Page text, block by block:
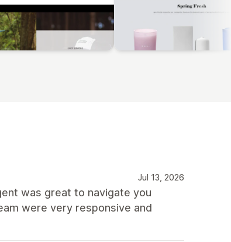
Jul 13, 2026
was great to navigate you
were very responsive and